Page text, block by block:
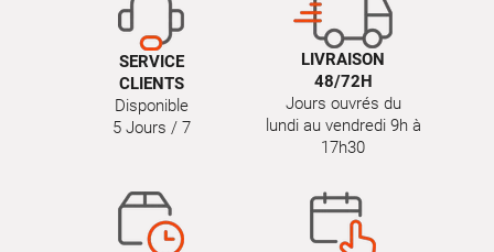
SERVICE
CLIENTS
Disponible
5 Jours / 7
LIVRAISON
48/72H
Jours ouvrés du
lundi au vendredi 9h à
17h30